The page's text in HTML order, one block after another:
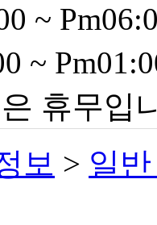
~
~
휴무입
보 > 일